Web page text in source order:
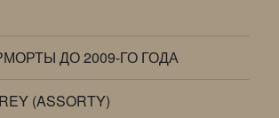
ДО 2009-ГО ГОДА
(ASSORTY)